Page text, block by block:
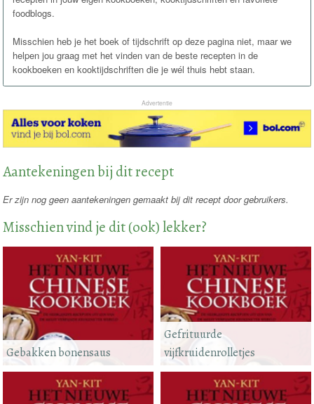
foodblogs.
Misschien heb je het boek of tijdschrift op deze pagina niet, maar we
helpen jou graag met het vinden van de beste recepten in de
kookboeken en kooktijdschriften die je wél thuis hebt staan.
Advertentie
Aantekeningen bij dit recept
Er zijn nog geen aantekeningen gemaakt bij dit recept door gebruikers.
Misschien vind je dit (ook) lekker?
Gefrituurde
vijfkruidenrolletjes
Gebakken bonensaus